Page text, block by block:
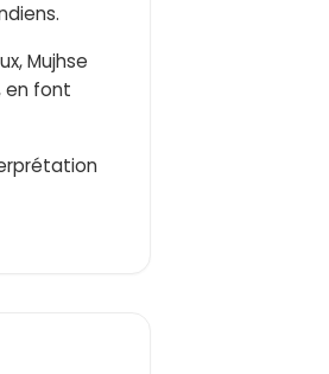
Mujhse
en font